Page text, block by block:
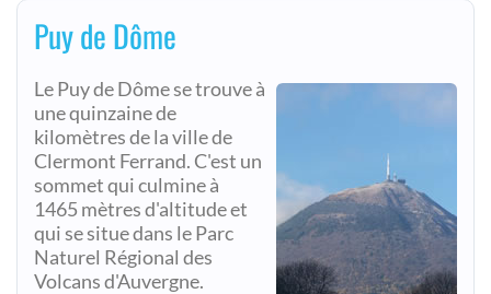
Puy de Dôme
Le Puy de Dôme se trouve à
une quinzaine de
kilomètres de la ville de
Clermont Ferrand. C'est un
sommet qui culmine à
1465 mètres d'altitude et
qui se situe dans le Parc
Naturel Régional des
Volcans d'Auvergne.